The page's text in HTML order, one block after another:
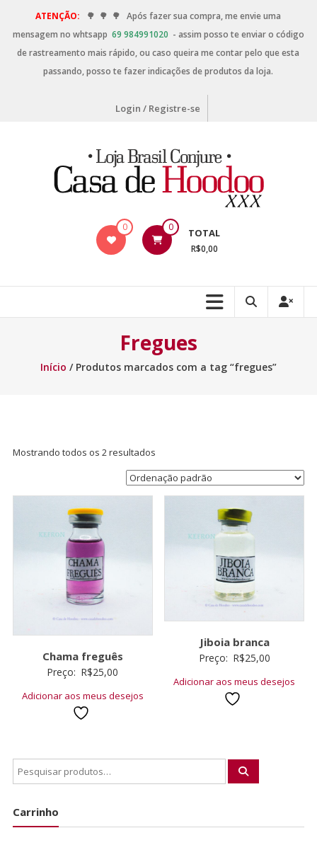
ATENÇÃO: 🌳 🌳 🌳 Após fazer sua compra, me envie uma
mensagem no whtsapp 69 984991020 - assim posso te enviar o código
de rastreamento mais rápido, ou caso queira me contar pelo que esta
passando, posso te fazer indicações de produtos da loja.
Login / Registre-se
0 0 TOTAL
R$0,00
Fregues
Início / Produtos marcados com a tag “fregues”
Mostrando todos os 2 resultados
Chama freguês
Preço: R$25,00
Adicionar aos meus desejos
Jiboia branca
Preço: R$25,00
Adicionar aos meus desejos
Carrinho